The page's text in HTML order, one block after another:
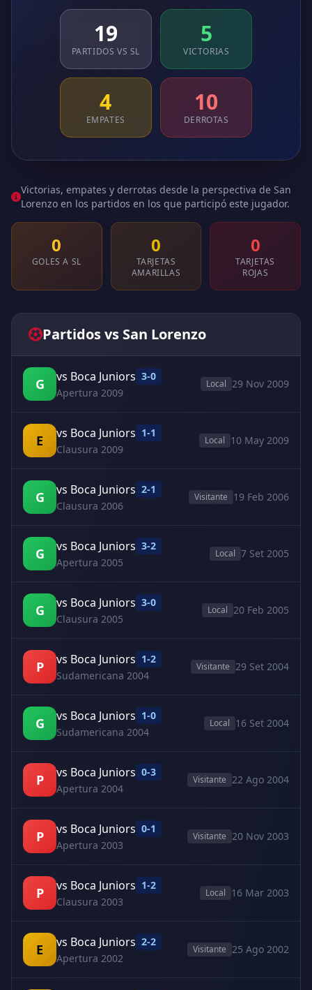
19
PARTIDOS VS SL
5
VICTORIAS
4
EMPATES
10
DERROTAS
Victorias, empates y derrotas desde la perspectiva de San
Lorenzo en los partidos en los que participó este jugador.
0
GOLES A SL
0
TARJETAS
AMARILLAS
0
TARJETAS
ROJAS
Partidos vs San Lorenzo
G vs Boca Juniors 3-0
Apertura 2009
Local 29 Nov 2009
E vs Boca Juniors 1-1
Clausura 2009
Local 10 May 2009
G vs Boca Juniors 2-1
Clausura 2006
Visitante 19 Feb 2006
G vs Boca Juniors 3-2
Apertura 2005
Local 7 Set 2005
G vs Boca Juniors 3-0
Clausura 2005
Local 20 Feb 2005
P vs Boca Juniors 1-2
Sudamericana 2004
Visitante 29 Set 2004
G vs Boca Juniors 1-0
Sudamericana 2004
Local 16 Set 2004
P vs Boca Juniors 0-3
Apertura 2004
Visitante 22 Ago 2004
P vs Boca Juniors 0-1
Apertura 2003
Visitante 20 Nov 2003
P vs Boca Juniors 1-2
Clausura 2003
Local 16 Mar 2003
E vs Boca Juniors 2-2
Apertura 2002
Visitante 25 Ago 2002